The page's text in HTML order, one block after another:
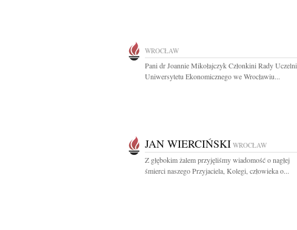
WROCŁAW
Pani dr Joannie Mikołajczyk Członkini Rady Uczelni
Uniwersytetu Ekonomicznego we Wrocławiu...
JAN WIERCIŃSKI WROCŁAW
Z głębokim żalem przyjęliśmy wiadomość o nagłej
śmierci naszego Przyjaciela, Kolegi, człowieka o...